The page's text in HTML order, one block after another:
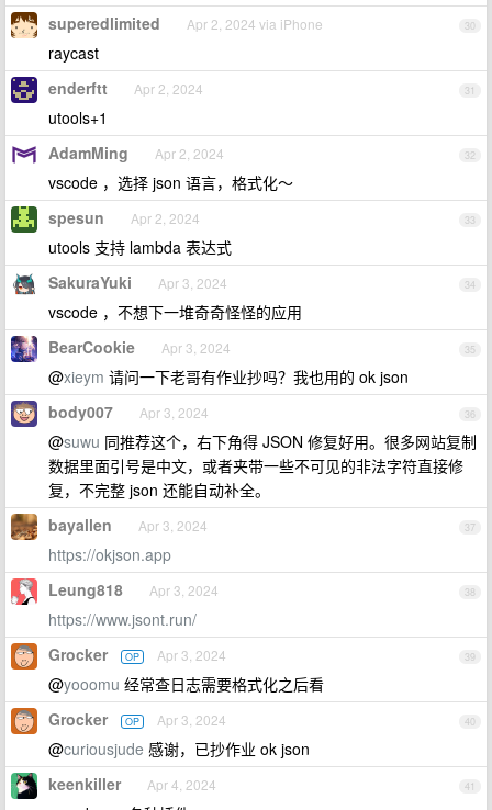
30
superedlimited Apr 2, 2024 via iPhone
raycast
31
enderftt Apr 2, 2024
utools+1
32
AdamMing Apr 2, 2024
vscode ，选择 json 语言，格式化～
33
spesun Apr 2, 2024
utools 支持 lambda 表达式
34
SakuraYuki Apr 3, 2024
vscode ，不想下一堆奇奇怪怪的应用
35
BearCookie Apr 3, 2024
@xieym 请问一下老哥有作业抄吗？我也用的 ok json
36
body007 Apr 3, 2024
@suwu 同推荐这个，右下角得 JSON 修复好用。很多网站复制
数据里面引号是中文，或者夹带一些不可见的非法字符直接修
复，不完整 json 还能自动补全。
37
bayallen Apr 3, 2024
https://okjson.app
38
Leung818 Apr 3, 2024
https://www.jsont.run/
39
Grocker OP Apr 3, 2024
@yooomu 经常查日志需要格式化之后看
40
Grocker OP Apr 3, 2024
@curiousjude 感谢，已抄作业 ok json
41
keenkiller Apr 4, 2024